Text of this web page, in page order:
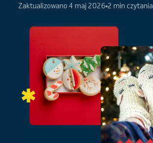
Zaktualizowano 4 maj 2026 2 min czytania